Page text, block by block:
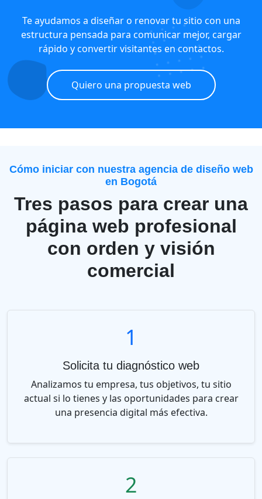
Te ayudamos a diseñar o renovar tu sitio con una
estructura pensada para comunicar mejor, cargar
rápido y convertir visitantes en contactos.
Quiero una propuesta web
Cómo iniciar con nuestra agencia de diseño web
en Bogotá
Tres pasos para crear una
página web profesional
con orden y visión
comercial
1
Solicita tu diagnóstico web
Analizamos tu empresa, tus objetivos, tu sitio
actual si lo tienes y las oportunidades para crear
una presencia digital más efectiva.
2